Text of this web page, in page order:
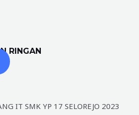
RINGAN
IT SMK YP 17 SELOREJO 2023